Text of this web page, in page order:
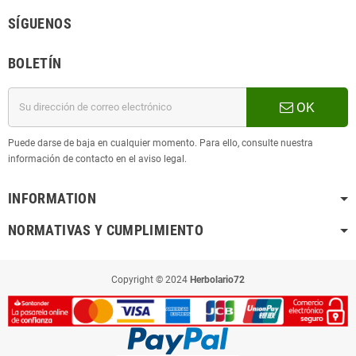
SÍGUENOS
BOLETÍN
OK
Puede darse de baja en cualquier momento. Para ello, consulte nuestra
información de contacto en el aviso legal.
INFORMATION
NORMATIVAS Y CUMPLIMIENTO
Copyright © 2024 Herbolario72